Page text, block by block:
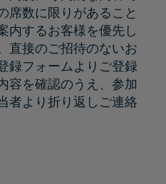
席数に限りがあること
内するお客様を優先し
直接のご招待のないお
録フォームよりご登録
容を確認のうえ、参加
者より折り返しご連絡